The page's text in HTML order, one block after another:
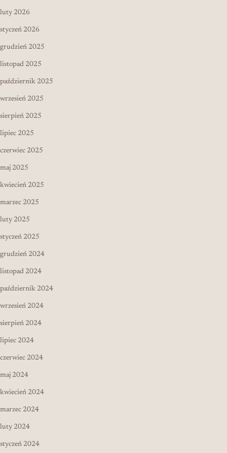
luty 2026
styczeń 2026
grudzień 2025
listopad 2025
październik 2025
wrzesień 2025
sierpień 2025
lipiec 2025
czerwiec 2025
maj 2025
kwiecień 2025
marzec 2025
luty 2025
styczeń 2025
grudzień 2024
listopad 2024
październik 2024
wrzesień 2024
sierpień 2024
lipiec 2024
czerwiec 2024
maj 2024
kwiecień 2024
marzec 2024
luty 2024
styczeń 2024